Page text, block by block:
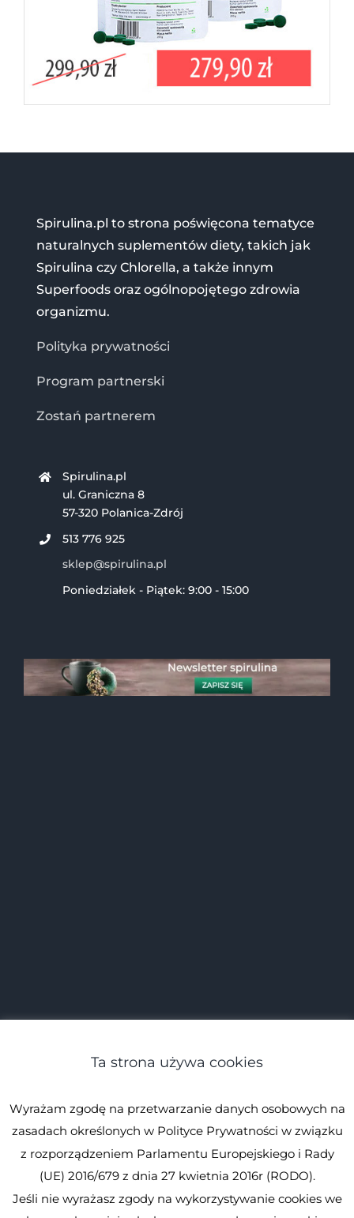
Spirulina.pl to strona poświęcona tematyce
naturalnych suplementów diety, takich jak
Spirulina czy Chlorella, a także innym
Superfoods oraz ogólnopojętego zdrowia
organizmu.
Polityka prywatności
Program partnerski
Zostań partnerem
Spirulina.pl
ul. Graniczna 8
57-320 Polanica-Zdrój
513 776 925
sklep@spirulina.pl
Poniedziałek - Piątek: 9:00 - 15:00
Ta strona używa cookies
Wyrażam zgodę na przetwarzanie danych osobowych na
zasadach określonych w Polityce Prywatności w związku
z rozporządzeniem Parlamentu Europejskiego i Rady
(UE) 2016/679 z dnia 27 kwietnia 2016r (RODO).
Jeśli nie wyrażasz zgody na wykorzystywanie cookies we